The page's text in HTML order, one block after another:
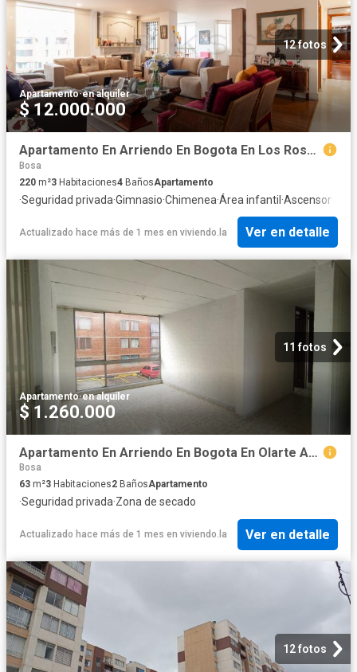
12 fotos
Apartamento·en alquiler
$ 12.000.000
Apartamento En Arriendo En Bogota En Los Rosales A175170
Bosa
220 m²3 Habitaciones4 BañosApartamento
·Seguridad privada·Gimnasio·Chimenea·Área infantil ·Ascensor
Actualizado hace más de 1 mes en viviendo.la Ver en detalle
11 fotos
Apartamento·en alquiler
$ 1.260.000
Apartamento En Arriendo En Bogota En Olarte A348500
Bosa
63 m²3 Habitaciones2 BañosApartamento
·Seguridad privada·Zona de secado
Actualizado hace más de 1 mes en viviendo.la Ver en detalle
12 fotos